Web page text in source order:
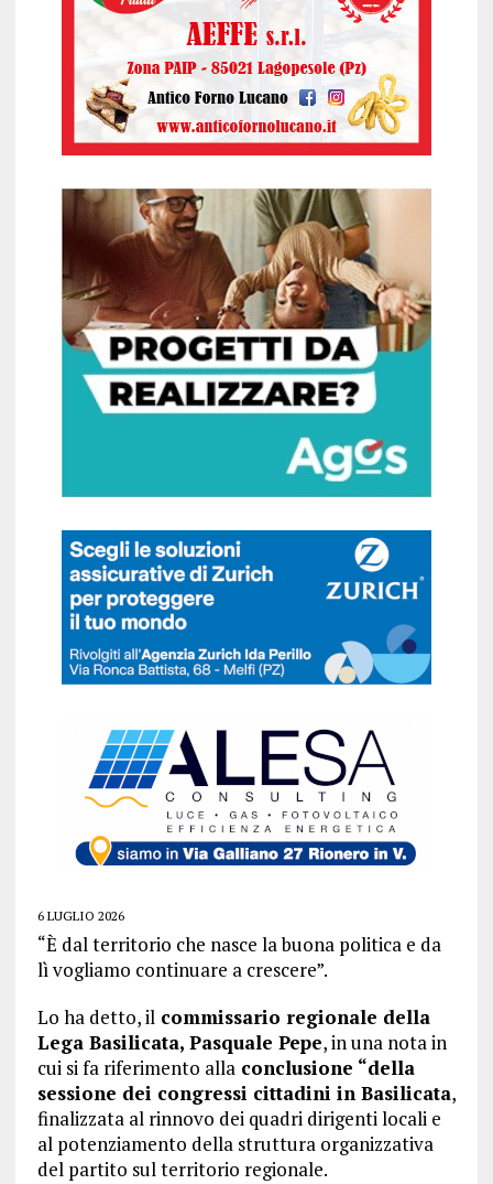
6 LUGLIO 2026
“È dal territorio che nasce la buona politica e da
lì vogliamo continuare a crescere”.
Lo ha detto, ilcommissario regionale della
Lega Basilicata, Pasquale Pepe, in una nota in
cui si fa riferimento allaconclusione “della
sessione dei congressi cittadini in Basilicata,
finalizzata al rinnovo dei quadri dirigenti locali e
al potenziamento della struttura organizzativa
del partito sul territorio regionale.